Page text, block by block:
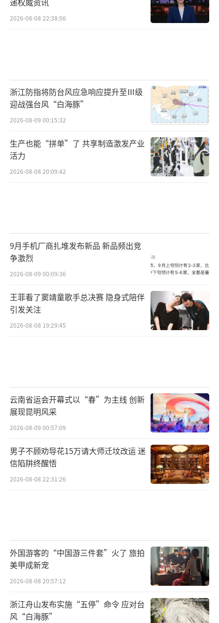
2026-08-08 22:38:56
浙江防指将防台风应急响应提升至Ⅲ级
迎战强台风“白海豚”
2026-08-09 00:15:32
生产也能“拼单”了 共享制造激发产业
活力
2026-08-08 20:09:42
9月手机厂商扎堆发布新品 新品频出竞
争激烈
2026-08-09 00:09:36
王菲看了窦靖童歌手总决赛 隐身式陪伴
引发关注
2026-08-08 19:29:45
云南省运会开幕式以“春”为主线 创新
展现昆明风采
2026-08-09 00:57:09
男子不顾劝导花15万请大师迁坟改运 迷
信陷阱终醒悟
2026-08-08 22:31:26
外国游客的“中国游三件套”火了 旅拍
美甲成新宠
2026-08-08 20:57:12
浙江舟山发布实施“五停”命令 应对台
风“白海豚”